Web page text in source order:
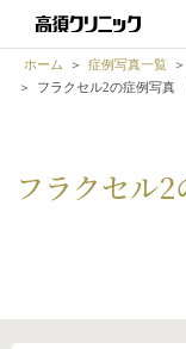
ホーム 症例写真一覧
フラクセル2の症例写真
フラクセル